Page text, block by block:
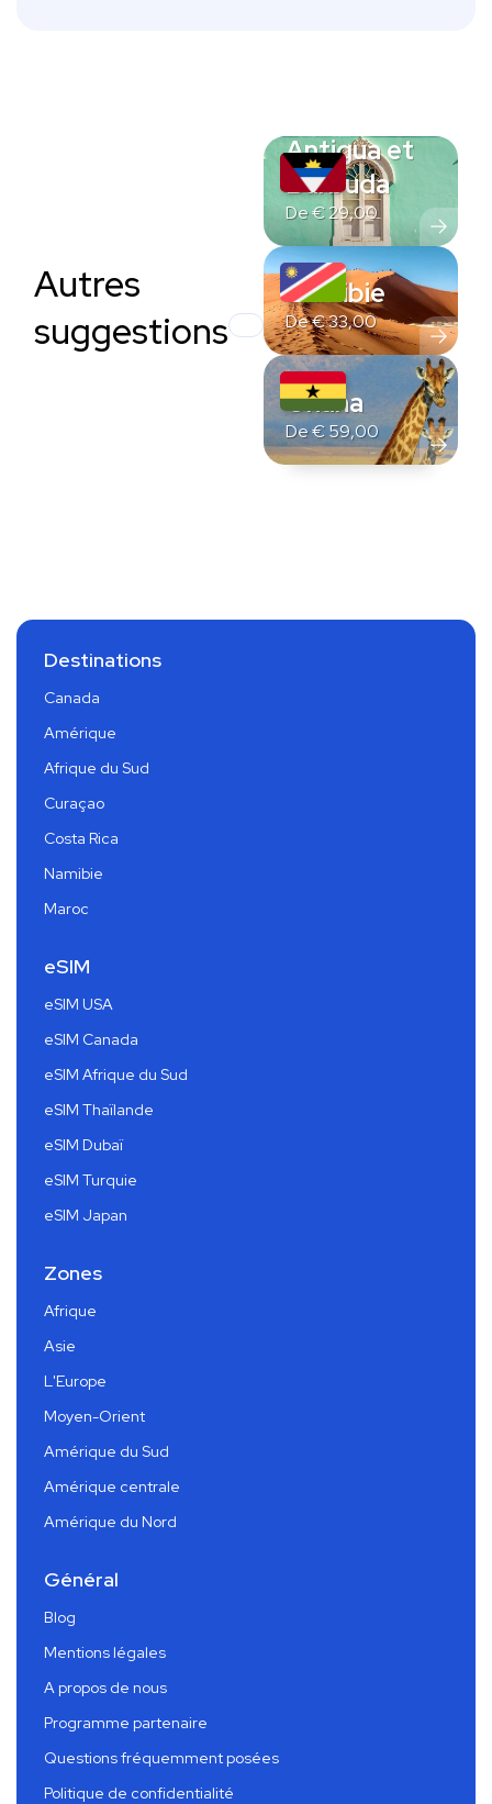
Autres
suggestions
Antigua et
Barbuda
De€29,00
Namibie
De€33,00
Ghana
De€59,00
Destinations
Canada
Amérique
Afrique du Sud
Curaçao
Costa Rica
Namibie
Maroc
eSIM
eSIM USA
eSIM Canada
eSIM Afrique du Sud
eSIM Thaïlande
eSIM Dubaï
eSIM Turquie
eSIM Japan
Zones
Afrique
Asie
L'Europe
Moyen-Orient
Amérique du Sud
Amérique centrale
Amérique du Nord
Général
Blog
Mentions légales
A propos de nous
Programme partenaire
Questions fréquemment posées
Politique de confidentialité